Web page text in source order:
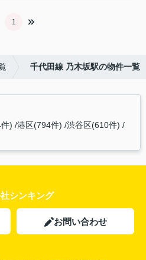
1
千代田線 乃木坂駅の物件一覧
) 港区(794件) 渋谷区(610件)
シンキング
お問い合わせ